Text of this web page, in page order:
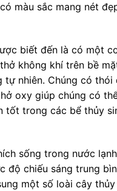
màu sắc mang nét
biết đến là có một
không khí trên bề
nhiên. Chúng có thói
oxy giúp chúng có
tốt trong các bể thủy
sống trong nước
độ chiếu sáng trung
một số loài cây